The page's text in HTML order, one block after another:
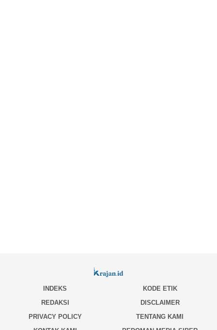
INDEKS
KODE ETIK
REDAKSI
DISCLAIMER
PRIVACY POLICY
TENTANG KAMI